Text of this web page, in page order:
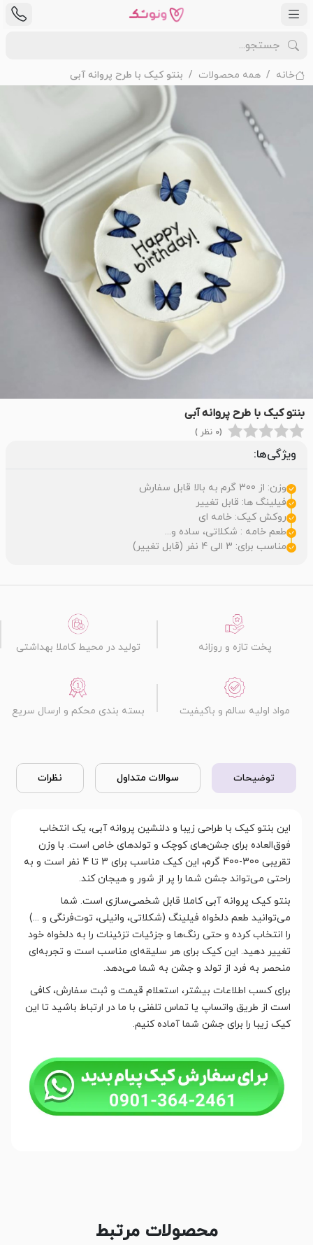
خانه همه محصولات بنتو کیک با طرح پروانه آبی
بنتو کیک با طرح پروانه آبی
(0 نظر )
ویژگی‌ها:
وزن: از 300 گرم به بالا قابل سفارش
فیلینگ ها: قابل تغییر
روکش کیک: خامه ای
طعم خامه : شکلاتی، ساده و...
مناسب برای: 3 الی 4 نفر (قابل تغییر)
پخت تازه و روزانه تولید در محیط کاملا بهداشتی
مواد اولیه سالم و باکیفیت بسته بندی محکم و ارسال سریع
توضیحات سوالات متداول نظرات
این بنتو کیک با طراحی زیبا و دلنشین پروانه آبی، یک انتخاب
فوق‌العاده برای جشن‌های کوچک و تولدهای خاص است. با وزن
تقریبی 300-400 گرم، این کیک مناسب برای 3 تا 4 نفر است و به
راحتی می‌تواند جشن شما را پر از شور و هیجان کند.
بنتو کیک پروانه آبی کاملا قابل شخصی‌سازی است. شما
می‌توانید طعم دلخواه فیلینگ (شکلاتی، وانیلی، توت‌فرنگی و ...)
را انتخاب کرده و حتی رنگ‌ها و جزئیات تزئینات را به دلخواه خود
تغییر دهید. این کیک برای هر سلیقه‌ای مناسب است و تجربه‌ای
منحصر به فرد از تولد و جشن به شما می‌دهد.
برای کسب اطلاعات بیشتر، استعلام قیمت و ثبت سفارش، کافی
است از طریق واتساپ یا تماس تلفنی با ما در ارتباط باشید تا این
کیک زیبا را برای جشن شما آماده کنیم.
محصولات مرتبط